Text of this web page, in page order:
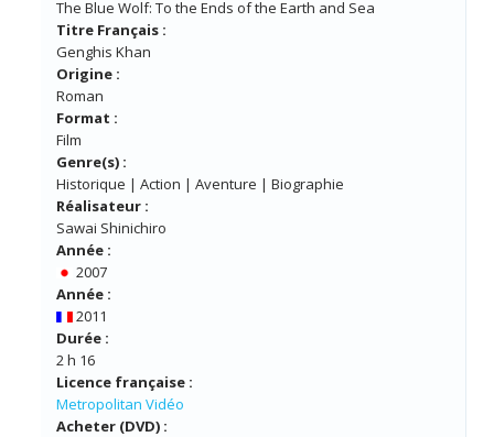
The Blue Wolf: To the Ends of the Earth and Sea
Titre Français :
Genghis Khan
Origine :
Roman
Format :
Film
Genre(s) :
Historique | Action | Aventure | Biographie
Réalisateur :
Sawai Shinichiro
Année :
2007
Année :
2011
Durée :
2 h 16
Licence française :
Metropolitan Vidéo
Acheter (DVD) :